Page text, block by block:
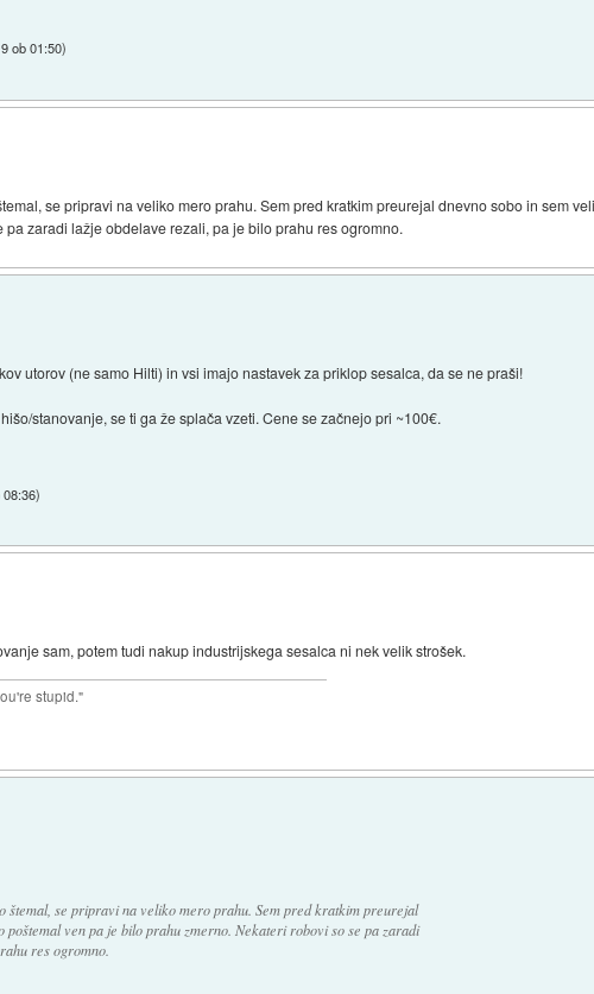
ob 01:50)
se pripravi na veliko mero prahu. Sem pred kratkim preurejal dnevno sobo in sem
zaradi lažje obdelave rezali, pa je bilo prahu res ogromno.
utorov (ne samo Hilti) in vsi imajo nastavek za priklop sesalca, da se ne praši!
stanovanje, se ti ga že splača vzeti. Cene se začnejo pri ~100€.
08:36)
sam, potem tudi nakup industrijskega sesalca ni nek velik strošek.
stupid."
štemal, se pripravi na veliko mero prahu. Sem pred kratkim preurejal
poštemal ven pa je bilo prahu zmerno. Nekateri robovi so se pa zaradi
res ogromno.